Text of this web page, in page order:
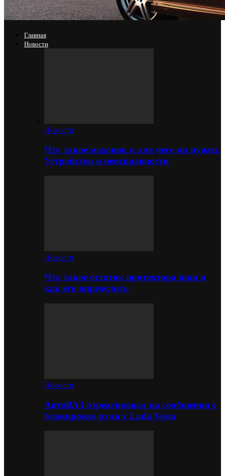
Главная
Новости
Новости
Что такое маховик и для чего он нужен.
Устройство и неисправности
Новости
Что такое остаток протектора шин и
как его определить
Новости
АвтоВАЗ отреагировал на сообщения о
блокировке руля у Lada Vesta